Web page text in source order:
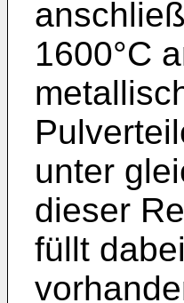
1600°C
unter
dieser
füllt